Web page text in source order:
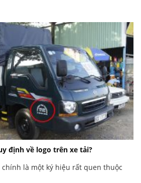
định về logo trên xe tải?
chính là một ký hiệu rất quen thuộc